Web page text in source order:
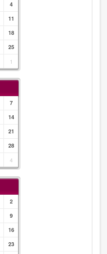
4
11
18
25
1
7
14
21
28
4
2
9
16
23